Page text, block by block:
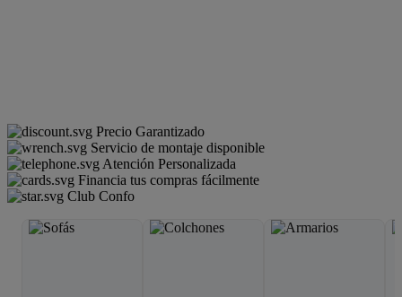
Precio Garantizado
Servicio de montaje disponible
Atención Personalizada
Financia tus compras fácilmente
Club Confo